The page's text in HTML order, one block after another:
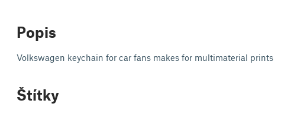
Popis
Volkswagen keychain for car fans makes for multimaterial prints
Štítky